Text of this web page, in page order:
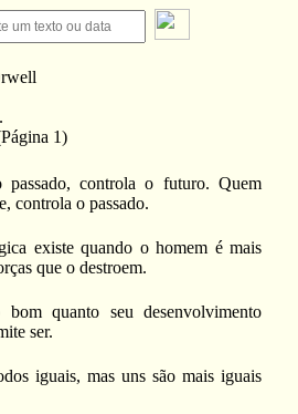
1)
passado, controla o futuro. Quem
controla o passado.
existe quando o homem é mais
que o destroem.
quanto seu desenvolvimento
ser.
iguais, mas uns são mais iguais